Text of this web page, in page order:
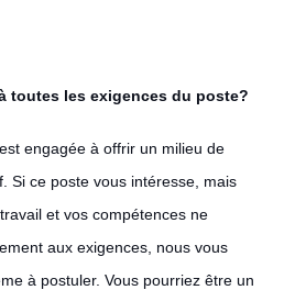
toutes les exigences du poste?
engagée à offrir un milieu de
Si ce poste vous intéresse, mais
et vos compétences ne
aux exigences, nous vous
à postuler. Vous pourriez être un